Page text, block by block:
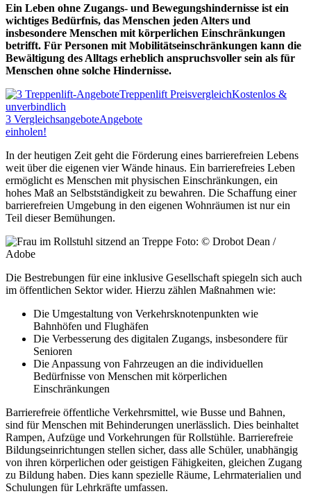
Ein Leben ohne Zugangs- und Bewegungshindernisse ist ein
wichtiges Bedürfnis, das Menschen jeden Alters und
insbesondere Menschen mit körperlichen Einschränkungen
betrifft. Für Personen mit Mobilitätseinschränkungen kann die
Bewältigung des Alltags erheblich anspruchsvoller sein als für
Menschen ohne solche Hindernisse.
Treppenlift PreisvergleichKostenlos &
unverbindlich
3 VergleichsangeboteAngebote
einholen!
In der heutigen Zeit geht die Förderung eines barrierefreien Lebens
weit über die eigenen vier Wände hinaus. Ein barrierefreies Leben
ermöglicht es Menschen mit physischen Einschränkungen, ein
hohes Maß an Selbstständigkeit zu bewahren. Die Schaffung einer
barrierefreien Umgebung in den eigenen Wohnräumen ist nur ein
Teil dieser Bemühungen.
Foto: © Drobot Dean /
Adobe
Die Bestrebungen für eine inklusive Gesellschaft spiegeln sich auch
im öffentlichen Sektor wider. Hierzu zählen Maßnahmen wie:
Die Umgestaltung von Verkehrsknotenpunkten wie
Bahnhöfen und Flughäfen
Die Verbesserung des digitalen Zugangs, insbesondere für
Senioren
Die Anpassung von Fahrzeugen an die individuellen
Bedürfnisse von Menschen mit körperlichen
Einschränkungen
Barrierefreie öffentliche Verkehrsmittel, wie Busse und Bahnen,
sind für Menschen mit Behinderungen unerlässlich. Dies beinhaltet
Rampen, Aufzüge und Vorkehrungen für Rollstühle. Barrierefreie
Bildungseinrichtungen stellen sicher, dass alle Schüler, unabhängig
von ihren körperlichen oder geistigen Fähigkeiten, gleichen Zugang
zu Bildung haben. Dies kann spezielle Räume, Lehrmaterialien und
Schulungen für Lehrkräfte umfassen.